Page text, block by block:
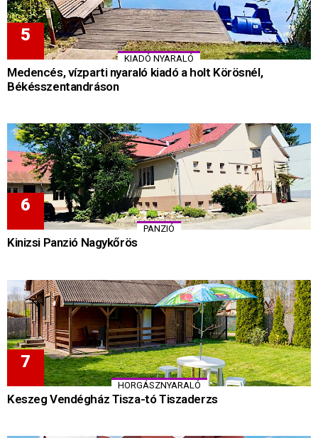
KIADÓ NYARALÓ
Medencés, vízparti nyaraló kiadó a holt Körösnél,
Békésszentandráson
PANZIÓ
Kinizsi Panzió Nagykőrös
HORGÁSZNYARALÓ
Keszeg Vendégház Tisza-tó Tiszaderzs